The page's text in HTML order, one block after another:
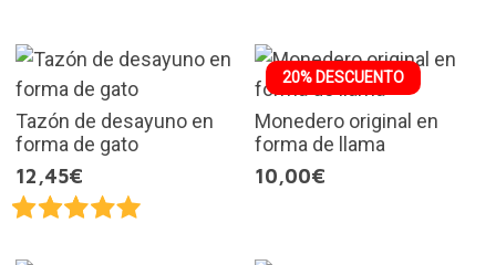
Tazón de desayuno en
forma de gato
12,45€
20% DESCUENTO
Monedero original en
forma de llama
10,00€